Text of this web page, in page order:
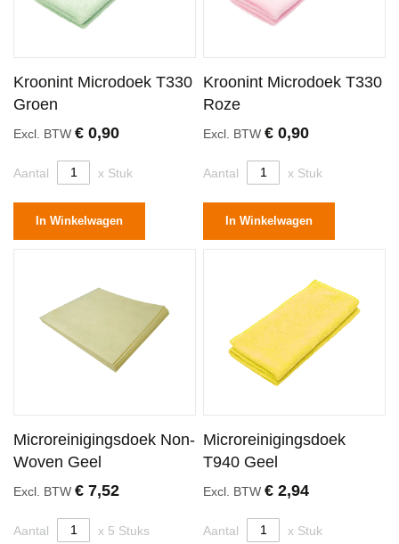
Kroonint Microdoek T330
Groen
Excl. BTW € 0,90
Aantal x Stuk
In Winkelwagen
Kroonint Microdoek T330
Roze
Excl. BTW€ 0,90
Aantal x Stuk
In Winkelwagen
Microreinigingsdoek Non-
Woven Geel
Excl. BTW € 7,52
Aantal x 5 Stuks
Microreinigingsdoek
T940 Geel
Excl. BTW€ 2,94
Aantal x Stuk